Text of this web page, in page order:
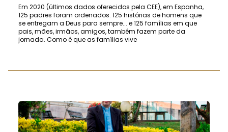
Em 2020 (últimos dados oferecidos pela CEE), em Espanha,
125 padres foram ordenados. 125 histórias de homens que
se entregam a Deus para sempre... e 125 famílias em que
pais, mães, irmãos, amigos, também fazem parte da
jornada. Como é que as famílias vive